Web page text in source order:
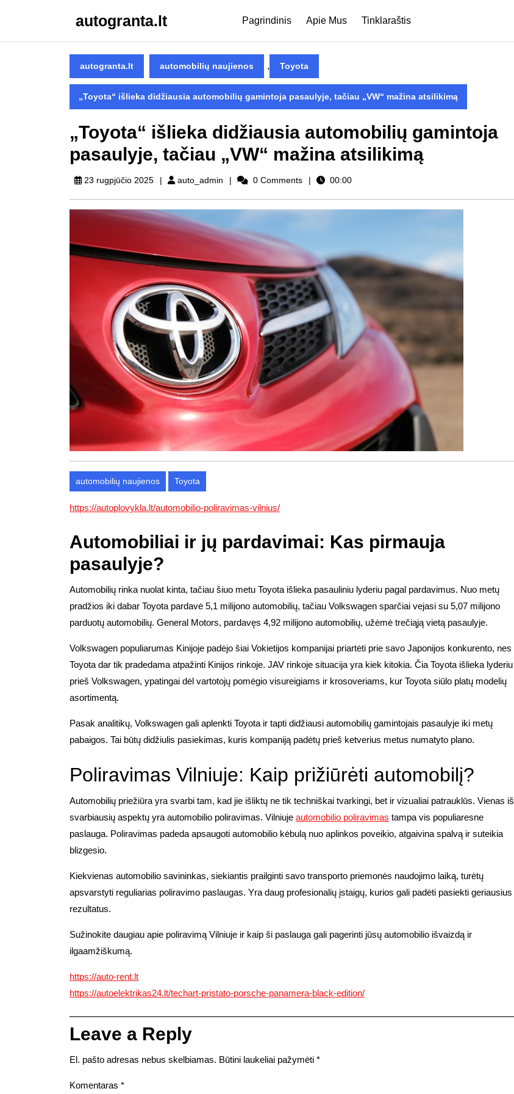
autogranta.lt Pagrindinis Apie Mus Tinklaraštis
autogranta.lt automobilių naujienos , Toyota
„Toyota“ išlieka didžiausia automobilių gamintoja pasaulyje, tačiau „VW“ mažina atsilikimą
„Toyota“ išlieka didžiausia automobilių gamintoja
pasaulyje, tačiau „VW“ mažina atsilikimą
23 rugpjūčio 2025 auto_admin auto_admin0 Comments 00:00
automobilių naujienos Toyota
https://autoplovykla.lt/automobilio-poliravimas-vilnius/
Automobiliai ir jų pardavimai: Kas pirmauja
pasaulyje?
Automobilių rinka nuolat kinta, tačiau šiuo metu Toyota išlieka pasauliniu lyderiu pagal pardavimus. Nuo metų
pradžios iki dabar Toyota pardavė 5,1 milijono automobilių, tačiau Volkswagen sparčiai vejasi su 5,07 milijono
parduotų automobilių. General Motors, pardavęs 4,92 milijono automobilių, užėmė trečiąją vietą pasaulyje.
Volkswagen populiarumas Kinijoje padėjo šiai Vokietijos kompanijai priartėti prie savo Japonijos konkurento, nes
Toyota dar tik pradedama atpažinti Kinijos rinkoje. JAV rinkoje situacija yra kiek kitokia. Čia Toyota išlieka lyderiu
prieš Volkswagen, ypatingai dėl vartotojų pomėgio visureigiams ir krosoveriams, kur Toyota siūlo platų modelių
asortimentą.
Pasak analitikų, Volkswagen gali aplenkti Toyota ir tapti didžiausi automobilių gamintojais pasaulyje iki metų
pabaigos. Tai būtų didžiulis pasiekimas, kuris kompaniją padėtų prieš ketverius metus numatyto plano.
Poliravimas Vilniuje: Kaip prižiūrėti automobilį?
Automobilių priežiūra yra svarbi tam, kad jie išliktų ne tik techniškai tvarkingi, bet ir vizualiai patrauklūs. Vienas iš
svarbiausių aspektų yra automobilio poliravimas. Vilniuje automobilio poliravimas tampa vis populiaresne
paslauga. Poliravimas padeda apsaugoti automobilio kėbulą nuo aplinkos poveikio, atgaivina spalvą ir suteikia
blizgesio.
Kiekvienas automobilio savininkas, siekiantis prailginti savo transporto priemonės naudojimo laiką, turėtų
apsvarstyti reguliarias poliravimo paslaugas. Yra daug profesionalių įstaigų, kurios gali padėti pasiekti geriausius
rezultatus.
Sužinokite daugiau apie poliravimą Vilniuje ir kaip ši paslauga gali pagerinti jūsų automobilio išvaizdą ir
ilgaamžiškumą.
https://auto-rent.lt
https://autoelektrikas24.lt/techart-pristato-porsche-panamera-black-edition/
Leave a Reply
El. pašto adresas nebus skelbiamas. Būtini laukeliai pažymėti *
Komentaras *